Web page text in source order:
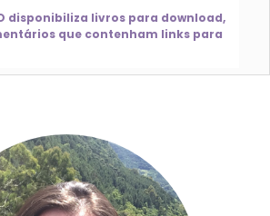
disponibiliza livros para download,
que contenham links para